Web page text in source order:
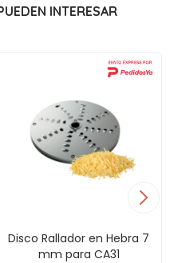
INTERESAR
Disco Rallador en Hebra 7
mm para CA31